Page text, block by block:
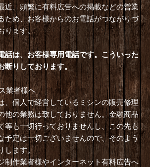
近、頻繁に有料広告への掲載などの営業
ため、お客様からのお電話がつながりづ
ります。
話は、お客様専用電話です。こういった
断りしております。
業者様へ
、個人で経営しているミシンの販売修理
他の業務は致しておりません。金融商品
等も一切行っておりませんし、この先も
予定は一切ございませんので、そのよう
します。
制作業者様やインターネット有料広告へ